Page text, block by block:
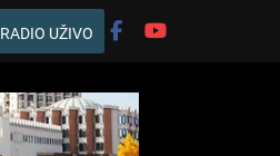
RADIO UŽIVO